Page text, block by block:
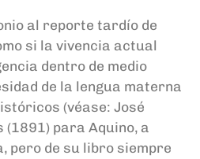
al reporte tardío de
si la vivencia actual
dentro de medio
de la lengua materna
(véase: José
(1891) para Aquino, a
pero de su libro siempre